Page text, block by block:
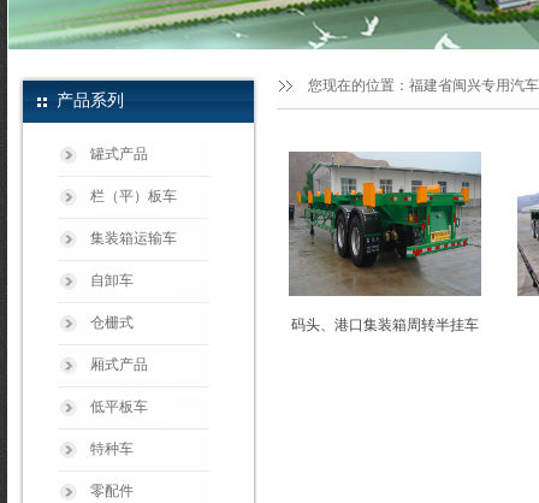
产品系列
罐式产品
栏（平）板车
集装箱运输车
自卸车
仓栅式
厢式产品
低平板车
特种车
零配件
码头、港口集装箱周转半挂车
您现在的位置： 福建省闽兴专用汽